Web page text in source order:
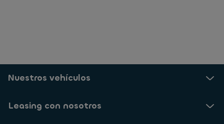
Nuestros vehículos
Leasing con nosotros